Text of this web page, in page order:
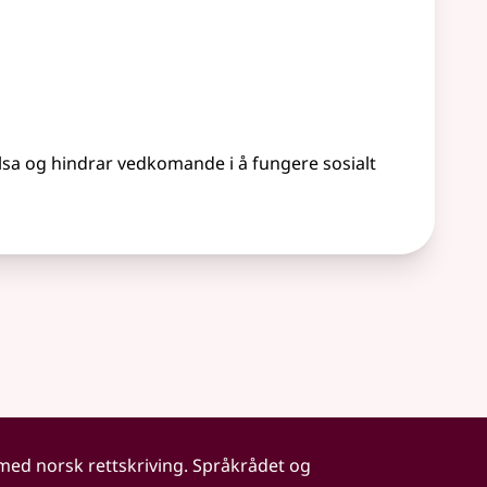
og hindrar vedkomande i å fungere sosialt
norsk rettskriving. Språkrådet og